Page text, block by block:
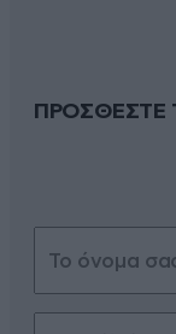
ΠΡΟΣΘΕΣΤΕ